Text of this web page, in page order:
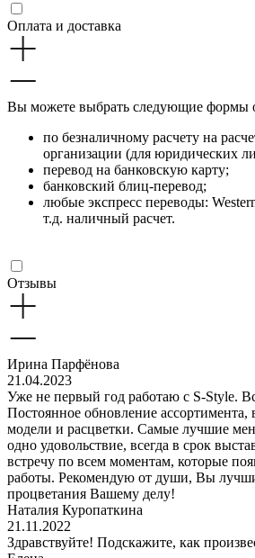
Оплата и доставка
Вы можете выбрать следующие формы
по безналичному расчету на
организации (для юридических
перевод на банковскую карту;
банковский блиц-перевод;
любые экспресс переводы:
т.д. наличный расчет.
Отзывы
Ирина Парфёнова
21.04.2023
Уже не первый год работаю с S-Style.
Постоянное обновление ассортимента,
модели и расцветки. Самые лучшие
одно удовольствие, всегда в срок
встречу по всем моментам, которые
работы. Рекомендую от души, Вы
процветания Вашему делу!
Наталия Куропаткина
21.11.2022
Здравствуйте! Подскажите, как